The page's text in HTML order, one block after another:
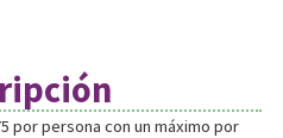
por persona con un máximo por